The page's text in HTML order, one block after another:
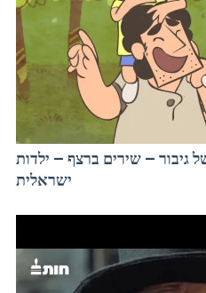
גיבור – שירים ברצף – ילדות
ישראלית